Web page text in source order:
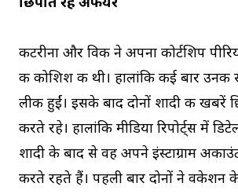
कटरीना और विकी ने अपना कोर्टशिप
की कोशिश की थी। हालांकि कई बार उनकी
लीक हुईं। इसके बाद दोनों शादी की खबरें
करते रहे। हालांकि मीडिया रिपोर्ट्स में
शादी के बाद से वह अपने इंस्टाग्राम
करते रहते हैं। पहली बार दोनों ने वकेशन